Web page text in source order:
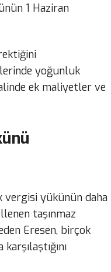
1 Haziran
yoğunluk
ek maliyetler ve
vergisi yükünün daha
taşınmaz
Eresen, birçok